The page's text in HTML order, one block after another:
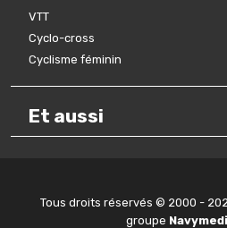
VTT
Cyclo-cross
Cyclisme féminin
Et aussi
Tous droits réservés © 2000 -
groupe